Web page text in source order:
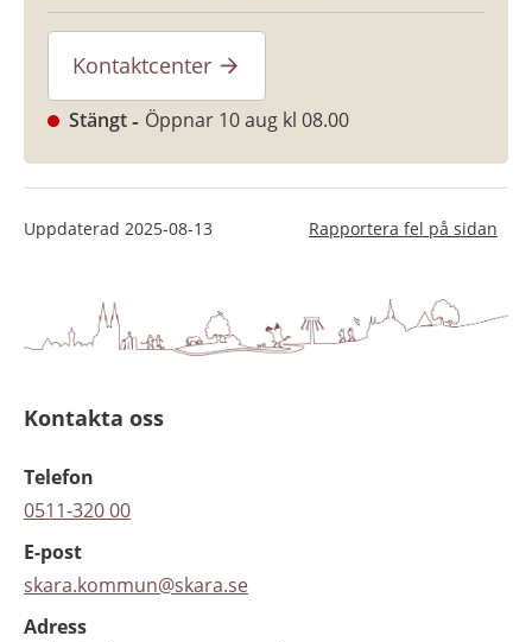
Kontaktcenter
Stängt Öppnar 10 aug kl 08.00
Uppdaterad 2025-08-13 Rapportera fel på sidan
Kontakta oss
Telefon
0511-320 00
E-post
skara.kommun@skara.se
Adress